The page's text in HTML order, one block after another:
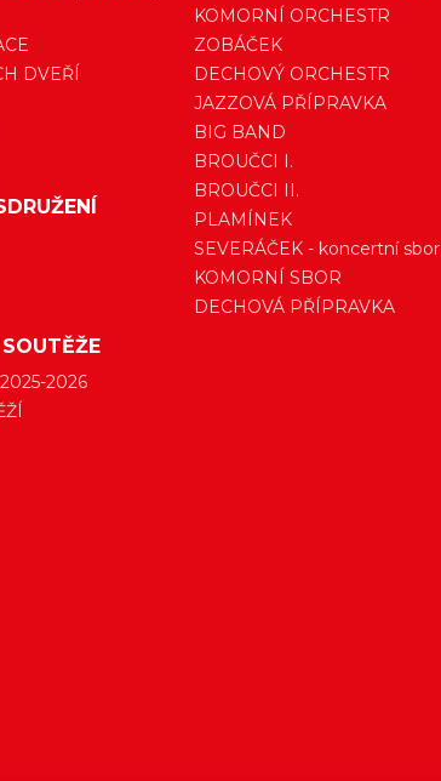
DVEŘÍ
2026
KOMORNÍ ORCHESTR
ZOBÁČEK
DECHOVÝ ORCHESTR
JAZZOVÁ PŘÍPRAVKA
BIG BAND
BROUČCI I.
BROUČCI II.
PLAMÍNEK
SEVERÁČEK - koncertní sbor
KOMORNÍ SBOR
DECHOVÁ PŘÍPRAVKA